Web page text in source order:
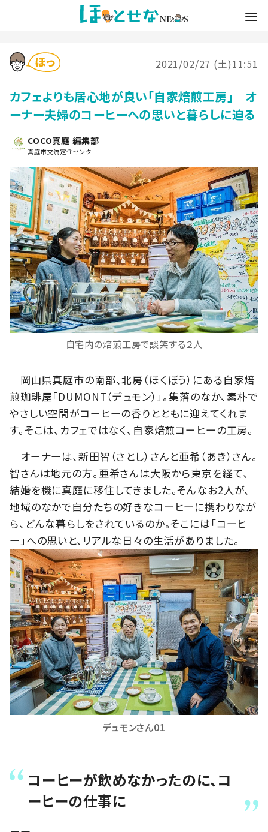
2021/02/27 (土)11:51
カフェよりも居心地が良い「自家焙煎工房」 オ
ーナー夫婦のコーヒーへの思いと暮らしに迫る
COCO真庭 編集部
真庭市交流定住センター
自宅内の焙煎工房で談笑する２人
岡山県真庭市の南部、北房（ほくぼう）にある自家焙
煎珈琲屋「DUMONT（デュモン）」。集落のなか、素朴で
やさしい空間がコーヒーの香りとともに迎えてくれま
す。そこは、カフェではなく、自家焙煎コーヒーの工房。
オーナーは、新田智（さとし）さんと亜希（あき）さん。
智さんは地元の方。亜希さんは大阪から東京を経て、
結婚を機に真庭に移住してきました。そんなお2人が、
地域のなかで自分たちの好きなコーヒーに携わりなが
ら、どんな暮らしをされているのか。そこには「コーヒ
ー」への思いと、リアルな日々の生活がありました。
デュモンさん01
コーヒーが飲めなかったのに、コ
ーヒーの仕事に